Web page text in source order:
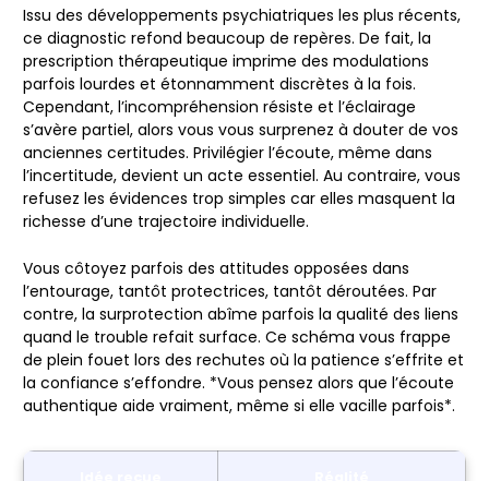
Issu des développements psychiatriques les plus récents,
ce diagnostic refond beaucoup de repères. De fait, la
prescription thérapeutique imprime des modulations
parfois lourdes et étonnamment discrètes à la fois.
Cependant, l’incompréhension résiste et l’éclairage
s’avère partiel, alors vous vous surprenez à douter de vos
anciennes certitudes. Privilégier l’écoute, même dans
l’incertitude, devient un acte essentiel. Au contraire, vous
refusez les évidences trop simples car elles masquent la
richesse d’une trajectoire individuelle.
Vous côtoyez parfois des attitudes opposées dans
l’entourage, tantôt protectrices, tantôt déroutées. Par
contre, la surprotection abîme parfois la qualité des liens
quand le trouble refait surface. Ce schéma vous frappe
de plein fouet lors des rechutes où la patience s’effrite et
la confiance s’effondre. *Vous pensez alors que l’écoute
authentique aide vraiment, même si elle vacille parfois*.